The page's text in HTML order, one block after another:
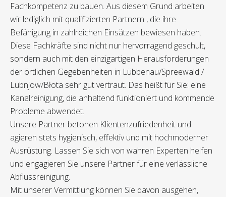
Fachkompetenz zu bauen. Aus diesem Grund arbeiten
wir lediglich mit qualifizierten Partnern , die ihre
Befähigung in zahlreichen Einsätzen bewiesen haben.
Diese Fachkräfte sind nicht nur hervorragend geschult,
sondern auch mit den einzigartigen Herausforderungen
der örtlichen Gegebenheiten in Lübbenau/Spreewald /
Lubnjow/Błota sehr gut vertraut. Das heißt für Sie: eine
Kanalreinigung, die anhaltend funktioniert und kommende
Probleme abwendet.
Unsere Partner betonen Klientenzufriedenheit und
agieren stets hygienisch, effektiv und mit hochmoderner
Ausrüstung. Lassen Sie sich von wahren Experten helfen
und engagieren Sie unsere Partner für eine verlässliche
Abflussreinigung.
Mit unserer Vermittlung können Sie davon ausgehen,